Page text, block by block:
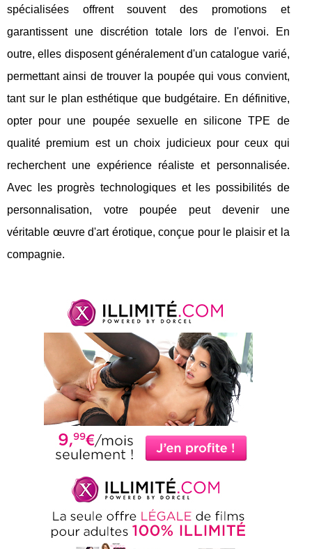
spécialisées offrent souvent des promotions et
garantissent une discrétion totale lors de l'envoi. En
outre, elles disposent généralement d'un catalogue varié,
permettant ainsi de trouver la poupée qui vous convient,
tant sur le plan esthétique que budgétaire. En définitive,
opter pour une poupée sexuelle en silicone TPE de
qualité premium est un choix judicieux pour ceux qui
recherchent une expérience réaliste et personnalisée.
Avec les progrès technologiques et les possibilités de
personnalisation, votre poupée peut devenir une
véritable œuvre d'art érotique, conçue pour le plaisir et la
compagnie.